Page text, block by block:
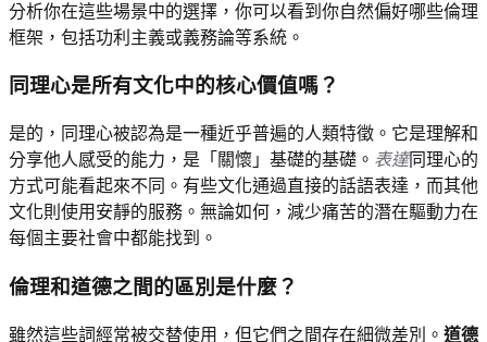
分析你在這些場景中的選擇，你可以看到你自然偏好哪些倫理
框架，包括功利主義或義務論等系統。
同理心是所有文化中的核心價值嗎？
是的，同理心被認為是一種近乎普遍的人類特徵。它是理解和
分享他人感受的能力，是「關懷」基礎的基礎。 表達同理心的
方式可能看起來不同。有些文化通過直接的話語表達，而其他
文化則使用安靜的服務。無論如何，減少痛苦的潛在驅動力在
每個主要社會中都能找到。
倫理和道德之間的區別是什麼？
雖然這些詞經常被交替使用，但它們之間存在細微差別。 道德